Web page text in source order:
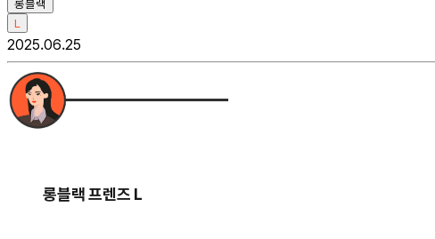
롱블랙
L
2025.06.25
롱블랙 프렌즈 L